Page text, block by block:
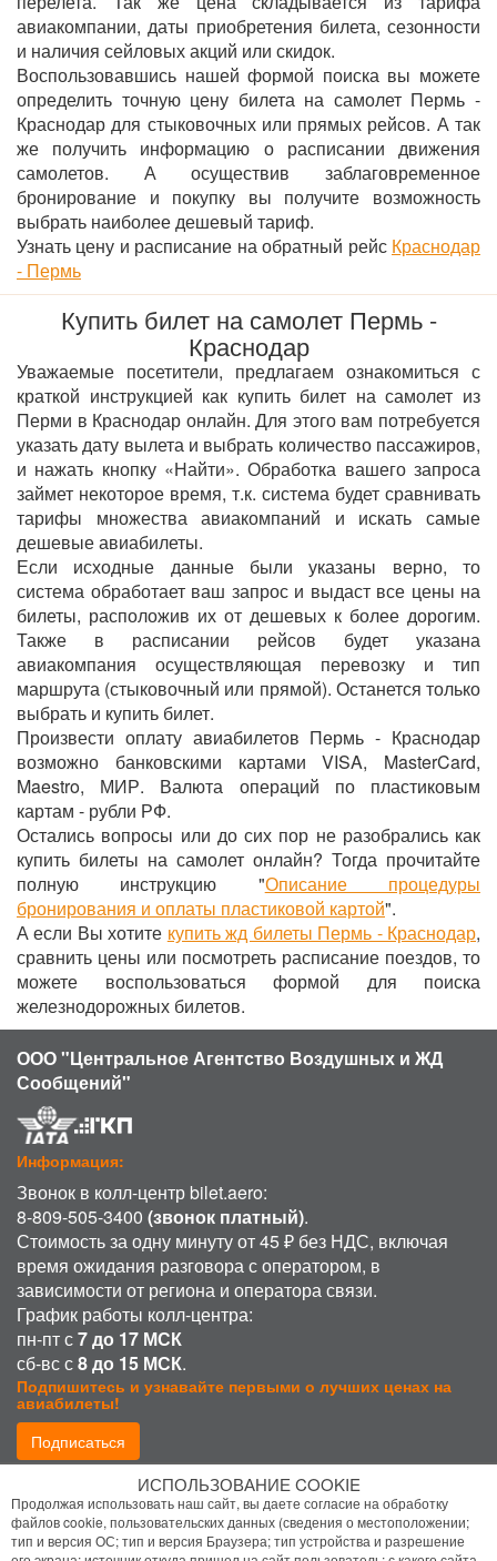
авиакомпании, даты приобретения билета, сезонности
и наличия сейловых акций или скидок.
Воспользовавшись нашей формой поиска вы можете
определить точную цену билета на самолет Пермь -
Краснодар для стыковочных или прямых рейсов. А так
же получить информацию о расписании движения
самолетов. А осуществив заблаговременное
бронирование и покупку вы получите возможность
выбрать наиболее дешевый тариф.
Узнать цену и расписание на обратный рейс Краснодар
- Пермь
Купить билет на самолет Пермь -
Краснодар
Уважаемые посетители, предлагаем ознакомиться с
краткой инструкцией как купить билет на самолет из
Перми в Краснодар онлайн. Для этого вам потребуется
указать дату вылета и выбрать количество пассажиров,
и нажать кнопку «Найти». Обработка вашего запроса
займет некоторое время, т.к. система будет сравнивать
тарифы множества авиакомпаний и искать самые
дешевые авиабилеты.
Если исходные данные были указаны верно, то
система обработает ваш запрос и выдаст все цены на
билеты, расположив их от дешевых к более дорогим.
Также в расписании рейсов будет указана
авиакомпания осуществляющая перевозку и тип
маршрута (стыковочный или прямой). Останется только
выбрать и купить билет.
Произвести оплату авиабилетов Пермь - Краснодар
возможно банковскими картами VISA, MasterCard,
Maestro, МИР. Валюта операций по пластиковым
картам - рубли РФ.
Остались вопросы или до сих пор не разобрались как
купить билеты на самолет онлайн? Тогда прочитайте
полную инструкцию "Описание процедуры
бронирования и оплаты пластиковой картой".
А если Вы хотите купить жд билеты Пермь - Краснодар,
сравнить цены или посмотреть расписание поездов, то
можете воспользоваться формой для поиска
железнодорожных билетов.
ООО "Центральное Агентство Воздушных и ЖД
Сообщений"
Информация:
Звонок в колл-центр bilet.aero:
8-809-505-3400 (звонок платный).
Стоимость за одну минуту от 45 ₽ без НДС, включая
время ожидания разговора с оператором, в
зависимости от региона и оператора связи.
График работы колл-центра:
пн-пт с7 до 17 МСК
сб-вс с8 до 15 МСК.
Подпишитесь и узнавайте первыми о лучших ценах на
авиабилеты!
Подписаться
Присоединиться:
ИСПОЛЬЗОВАНИЕ COOKIE
Продолжая использовать наш сайт, вы даете согласие на обработку
файлов cookie, пользовательских данных (сведения о местоположении;
тип и версия ОС; тип и версия Браузера; тип устройства и разрешение